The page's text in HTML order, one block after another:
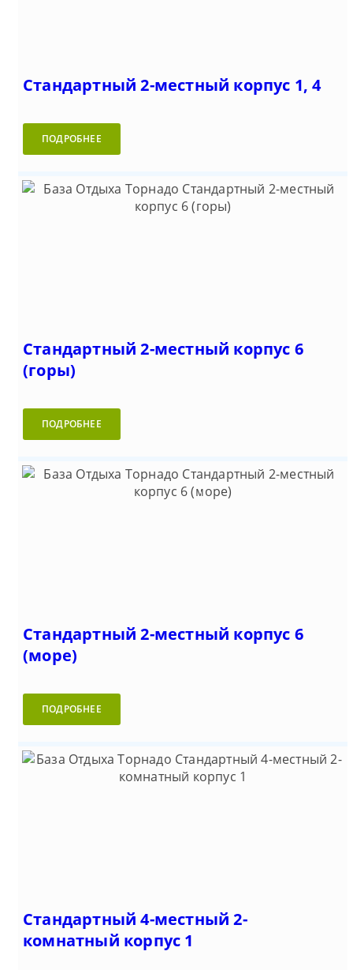
Стандартный 2-местный корпус 1, 4
ПОДРОБНЕЕ
Стандартный 2-местный корпус 6
(горы)
ПОДРОБНЕЕ
Стандартный 2-местный корпус 6
(море)
ПОДРОБНЕЕ
Стандартный 4-местный 2-
комнатный корпус 1